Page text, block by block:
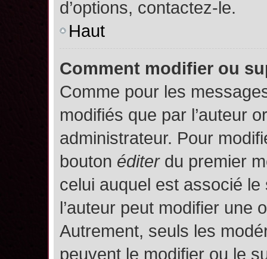
d’options, contactez-le.
Haut
Comment modifier ou
Comme pour les
modifiés que par l’auteur
administrateur. Pour
bouton éditerdu premier
celui auquel est associé le
l’auteur peut modifier une
Autrement, seuls les
peuvent le modifier ou le